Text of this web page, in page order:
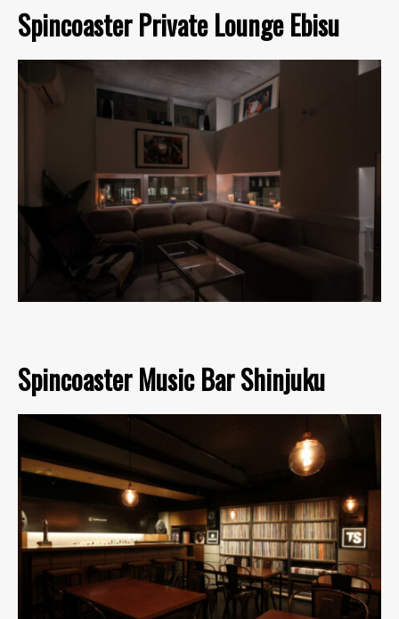
Spincoaster Private Lounge Ebisu
Spincoaster Music Bar Shinjuku